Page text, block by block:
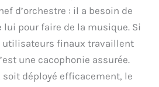
d’orchestre : il a besoin de
pour faire de la musique. Si
utilisateurs finaux travaillent
une cacophonie assurée.
soit déployé efficacement, le